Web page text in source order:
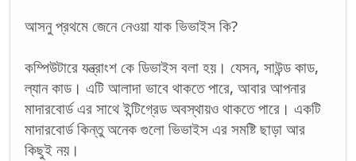
আসনু প্রথমে জেনে নেওয়া যাক ভিভাইস কি?
কম্পিউটারে যন্ত্রাংশ কে ডিভাইস বলা হয়। যেসন, সাউন্ড কাড,
ল্যান কাড। এটি আলাদা ভাবে থাকতে পারে, আবার আপনার
মাদারবোর্ড এর সাথে ইন্টিগ্রেড অবস্থায়ও থাকতে পারে। একটি
মাদারবোর্ড কিন্তু অনেক গুলো ভিভাইস এর সমষ্টি ছাড়া আর
কিছুই নয়।